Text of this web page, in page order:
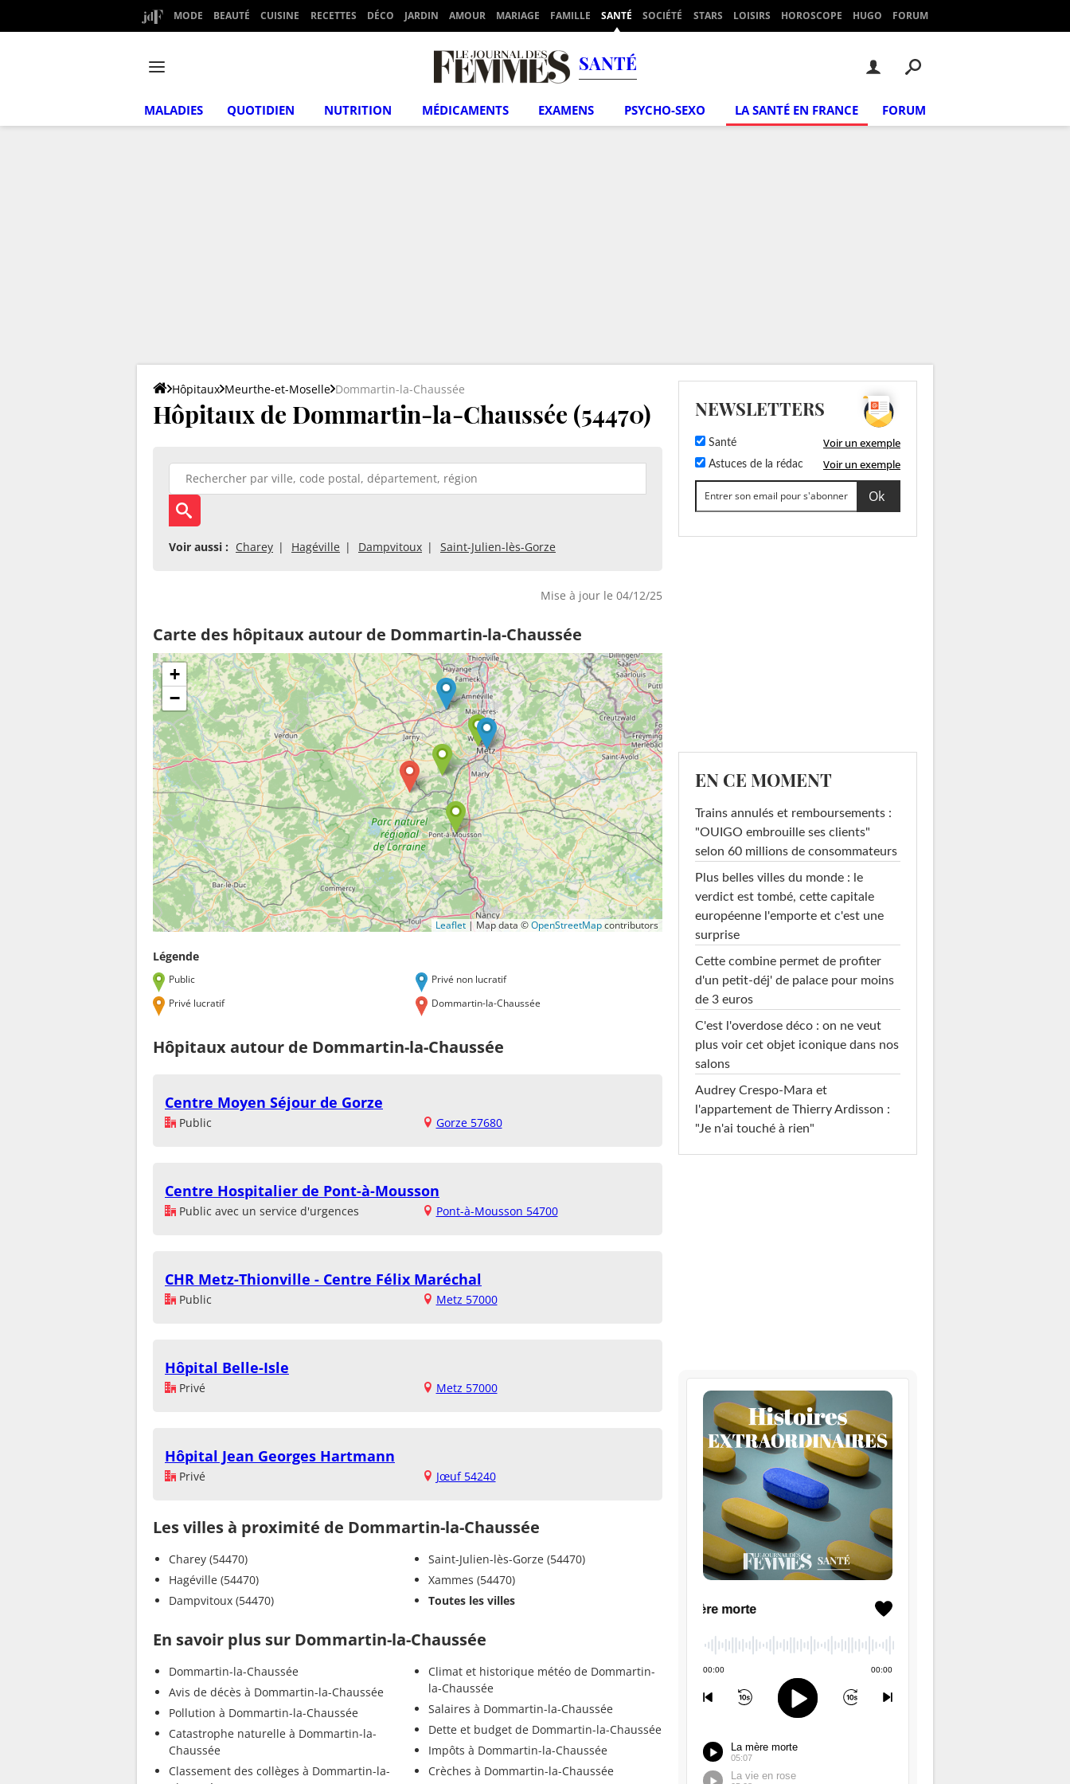
MODE BEAUTÉ CUISINE RECETTES DÉCO JARDIN AMOUR MARIAGE FAMILLE SANTÉ SOCIÉTÉ STARS LOISIRS HOROSCOPE HUGO FORUM
SANTÉ
MALADIES QUOTIDIEN NUTRITION MÉDICAMENTS EXAMENS PSYCHO-SEXO LA SANTÉ EN FRANCE FORUM
Hôpitaux Meurthe-et-Moselle Dommartin-la-Chaussée
Hôpitaux de Dommartin-la-Chaussée (54470)
Voir aussi : Charey Hagéville Dampvitoux Saint-Julien-lès-Gorze
Mise à jour le 04/12/25
Carte des hôpitaux autour de Dommartin-la-Chaussée
+
−
Leaflet | Map data ©OpenStreetMapcontributors
Légende
Public
Privé non lucratif
Privé lucratif
Dommartin-la-Chaussée
Hôpitaux autour de Dommartin-la-Chaussée
Centre Moyen Séjour de Gorze
Public Gorze 57680
Centre Hospitalier de Pont-à-Mousson
Public avec un service d'urgences Pont-à-Mousson 54700
CHR Metz-Thionville - Centre Félix Maréchal
Public Metz 57000
Hôpital Belle-Isle
Privé Metz 57000
Hôpital Jean Georges Hartmann
Privé Jœuf 54240
Les villes à proximité de Dommartin-la-Chaussée
Charey (54470)
Hagéville (54470)
Dampvitoux (54470)
Saint-Julien-lès-Gorze (54470)
Xammes (54470)
Toutes les villes
En savoir plus sur Dommartin-la-Chaussée
Dommartin-la-Chaussée
Avis de décès à Dommartin-la-Chaussée
Pollution à Dommartin-la-Chaussée
Catastrophe naturelle à Dommartin-la-
Chaussée
Classement des collèges à Dommartin-la-
Climat et historique météo de Dommartin-
la-Chaussée
Salaires à Dommartin-la-Chaussée
Dette et budget de Dommartin-la-Chaussée
Impôts à Dommartin-la-Chaussée
Crèches à Dommartin-la-Chaussée
NEWSLETTERS
Santé Voir un exemple
Astuces de la rédac Voir un exemple
EN CE MOMENT
Trains annulés et remboursements :
"OUIGO embrouille ses clients"
selon 60 millions de consommateurs
Plus belles villes du monde : le
verdict est tombé, cette capitale
européenne l'emporte et c'est une
surprise
Cette combine permet de profiter
d'un petit-déj' de palace pour moins
de 3 euros
C'est l'overdose déco : on ne veut
plus voir cet objet iconique dans nos
salons
Audrey Crespo-Mara et
l'appartement de Thierry Ardisson :
"Je n'ai touché à rien"